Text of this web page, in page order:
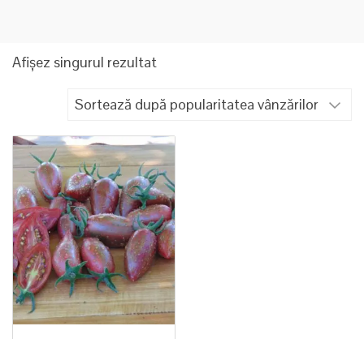
Afișez singurul rezultat